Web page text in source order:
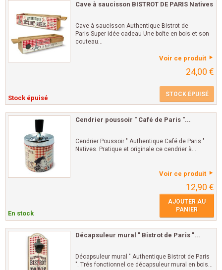
Cave à saucisson BISTROT DE PARIS Natives
Cave à saucisson Authentique Bistrot de
Paris Super idée cadeau Une boîte en bois et son
couteau...
Voir ce produit
24,00 €
Stock épuisé STOCK ÉPUISÉ
Cendrier poussoir " Café de Paris "...
Cendrier Poussoir " Authentique Café de Paris "
Natives. Pratique et originale ce cendrier à...
Voir ce produit
12,90 €
En stock
AJOUTER AU
PANIER
Décapsuleur mural " Bistrot de Paris "...
Décapsuleur mural " Authentique Bistrot de Paris
". Trés fonctionnel ce décapsuleur mural en bois...